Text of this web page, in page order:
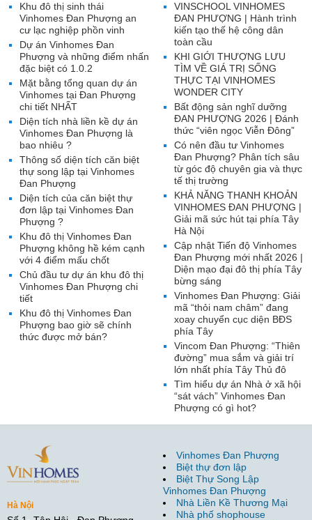
VINSCHOOL VINHOMES
ĐAN PHƯỢNG | Hành trình
kiến tạo thế hệ công dân
toàn cầu
KHI GIỚI THƯỢNG LƯU
TÌM VỀ GIÁ TRỊ SỐNG
THỰC TẠI VINHOMES
WONDER CITY
Bất động sản nghĩ dưỡng
ĐAN PHƯỢNG 2026 | Đánh
thức “viên ngọc Viễn Đông”
Có nên đầu tư Vinhomes
Đan Phượng? Phân tích sâu
từ góc độ chuyên gia và thực
tế thị trường
KHẢ NĂNG THANH KHOẢN
VINHOMES ĐAN PHƯỢNG |
Giải mã sức hút tại phía Tây
Hà Nội
Cập nhật Tiến độ Vinhomes
Đan Phượng mới nhất 2026 |
Diện mạo đại đô thị phía Tây
bừng sáng
Vinhomes Đan Phượng: Giải
mã “thỏi nam châm” đang
xoay chuyển cục diện BĐS
phía Tây
Vincom Đan Phượng: “Thiên
đường” mua sắm và giải trí
lớn nhất phía Tây Thủ đô
Tìm hiểu dự án Nhà ở xã hội
“sát vách” Vinhomes Đan
Phượng có gì hot?
Khu đô thị sinh thái
Vinhomes Đan Phượng an
cư lạc nghiệp phồn vinh
Dự án Vinhomes Đan
Phượng và những điểm nhấn
đặc biệt có 1.0.2
Mặt bằng tổng quan dự án
Vinhomes tại Đan Phượng
chi tiết NHẤT
Diện tích nhà liền kề dự án
Vinhomes Đan Phượng là
bao nhiêu ?
Thông số diện tích căn biệt
thự song lập tại Vinhomes
Đan Phượng
Diện tích của căn biệt thự
đơn lập tại Vinhomes Đan
Phượng ?
Khu đô thị Vinhomes Đan
Phượng không hề kém cạnh
với 4 điểm mấu chốt
Chủ đầu tư dự án khu đô thị
Vinhomes Đan Phượng chi
tiết
Khu đô thị Vinhomes Đan
Phượng bao giờ sẽ chính
thức được mở bán?
Hà Nội
Vinhomes Đan Phượng
Biệt thự đơn lập
Biệt Thự Song Lập
Vinhomes Đan Phượng
Nhà Liền Kề Thương Mại
Nhà phố shophouse